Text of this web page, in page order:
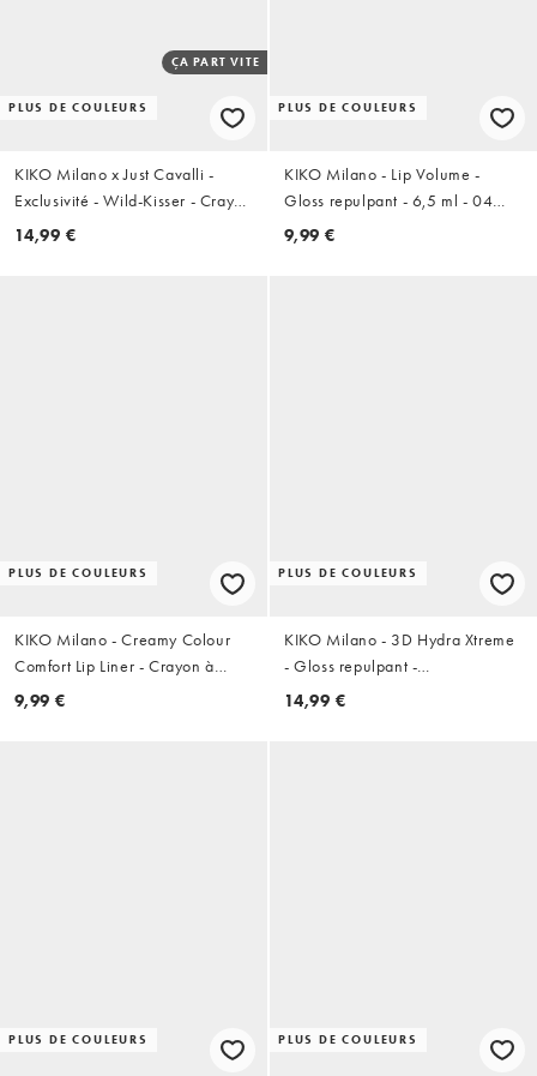
PLUS DE COULEURS
ÇA PART VITE
KIKO Milano x Just Cavalli -
Exclusivité - Wild-Kisser - Crayon
à lèvres - 02 Desert Tribe
14,99 €
PLUS DE COULEURS
KIKO Milano - Lip Volume -
Gloss repulpant - 6,5 ml - 04
Nude Ever
9,99 €
PLUS DE COULEURS
KIKO Milano - Creamy Colour
Comfort Lip Liner - Crayon à
lèvres - 12 Cremisi
9,99 €
PLUS DE COULEURS
KIKO Milano - 3D Hydra Xtreme
- Gloss repulpant -
03 Cocoaquake
14,99 €
PLUS DE COULEURS PLUS DE COULEURS